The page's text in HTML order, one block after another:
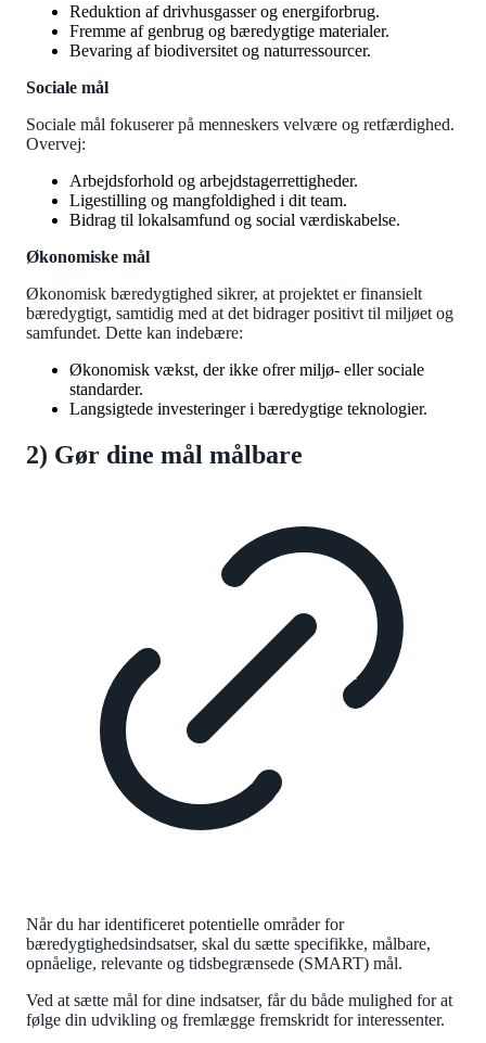
Reduktion af drivhusgasser og energiforbrug.
Fremme af genbrug og bæredygtige materialer.
Bevaring af biodiversitet og naturressourcer.
Sociale mål
Sociale mål fokuserer på menneskers velvære og retfærdighed.
Overvej:
Arbejdsforhold og arbejdstagerrettigheder.
Ligestilling og mangfoldighed i dit team.
Bidrag til lokalsamfund og social værdiskabelse.
Økonomiske mål
Økonomisk bæredygtighed sikrer, at projektet er finansielt
bæredygtigt, samtidig med at det bidrager positivt til miljøet og
samfundet. Dette kan indebære:
Økonomisk vækst, der ikke ofrer miljø- eller sociale
standarder.
Langsigtede investeringer i bæredygtige teknologier.
2) Gør dine mål målbare
Når du har identificeret potentielle områder for
bæredygtighedsindsatser, skal du sætte specifikke, målbare,
opnåelige, relevante og tidsbegrænsede (SMART) mål.
Ved at sætte mål for dine indsatser, får du både mulighed for at
følge din udvikling og fremlægge fremskridt for interessenter.